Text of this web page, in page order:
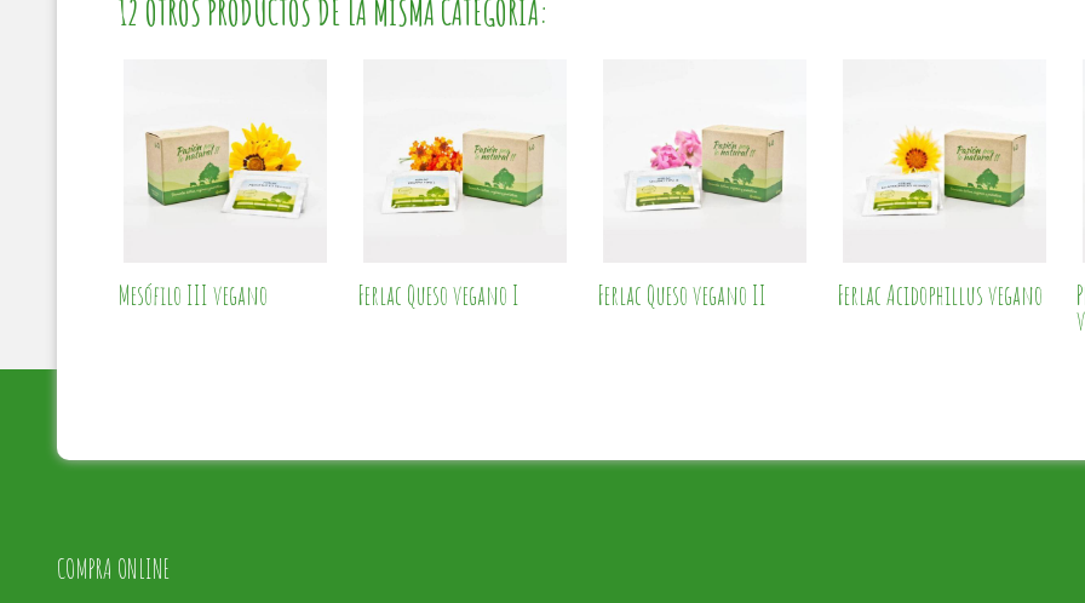
12 OTROS PRODUCTOS DE LA MISMA CATEGORÍA:
Mesófilo III vegano Ferlac Queso vegano I Ferlac Queso vegano II Ferlac Acidophillus vegano
COMPRA ONLINE